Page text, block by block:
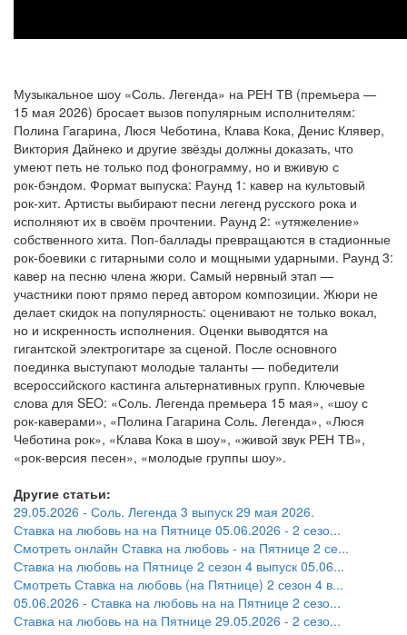
Музыкальное шоу «Соль. Легенда» на РЕН ТВ (премьера —
15 мая 2026) бросает вызов популярным исполнителям:
Полина Гагарина, Люся Чеботина, Клава Кока, Денис Клявер,
Виктория Дайнеко и другие звёзды должны доказать, что
умеют петь не только под фонограмму, но и вживую с
рок‑бэндом. Формат выпуска: Раунд 1: кавер на культовый
рок‑хит. Артисты выбирают песни легенд русского рока и
исполняют их в своём прочтении. Раунд 2: «утяжеление»
собственного хита. Поп‑баллады превращаются в стадионные
рок‑боевики с гитарными соло и мощными ударными. Раунд 3:
кавер на песню члена жюри. Самый нервный этап —
участники поют прямо перед автором композиции. Жюри не
делает скидок на популярность: оценивают не только вокал,
но и искренность исполнения. Оценки выводятся на
гигантской электрогитаре за сценой. После основного
поединка выступают молодые таланты — победители
всероссийского кастинга альтернативных групп. Ключевые
слова для SEO: «Соль. Легенда премьера 15 мая», «шоу с
рок‑каверами», «Полина Гагарина Соль. Легенда», «Люся
Чеботина рок», «Клава Кока в шоу», «живой звук РЕН ТВ»,
«рок‑версия песен», «молодые группы шоу».
Другие статьи:
29.05.2026 - Соль. Легенда 3 выпуск 29 мая 2026.
Ставка на любовь на на Пятнице 05.06.2026 - 2 сезо...
Смотреть онлайн Ставка на любовь - на Пятнице 2 се...
Ставка на любовь на Пятнице 2 сезон 4 выпуск 05.06...
Смотреть Ставка на любовь (на Пятнице) 2 сезон 4 в...
05.06.2026 - Ставка на любовь на на Пятнице 2 сезо...
Ставка на любовь на на Пятнице 29.05.2026 - 2 сезо...